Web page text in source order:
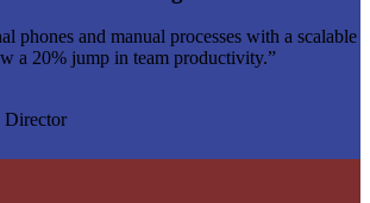
phones and manual processes with a scalable
a 20% jump in team productivity.”
Director